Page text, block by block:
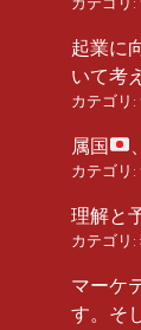
起業に
いて考
カテゴリ:
属国
カテゴリ:
理解と
カテゴリ:
マーケ
す。そ